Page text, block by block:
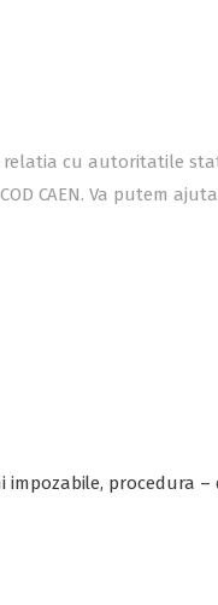
relatia cu autoritatile
CAEN. Va putem
procedura